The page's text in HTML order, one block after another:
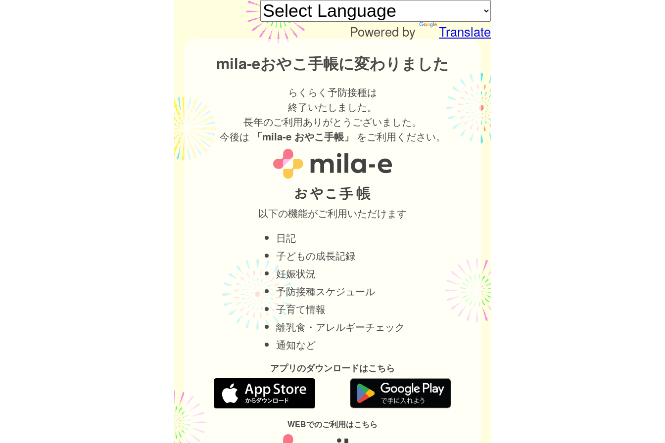
Powered by Translate
mila-eおやこ手帳に変わりました
らくらく予防接種は
終了いたしました。
長年のご利用ありがとうございました。
今後は
「mila-e おやこ手帳」 をご利用ください。
以下の機能がご利用いただけます
日記
子どもの成長記録
妊娠状況
予防接種スケジュール
子育て情報
離乳食・アレルギーチェック
通知など
アプリのダウンロードはこちら
WEBでのご利用はこちら